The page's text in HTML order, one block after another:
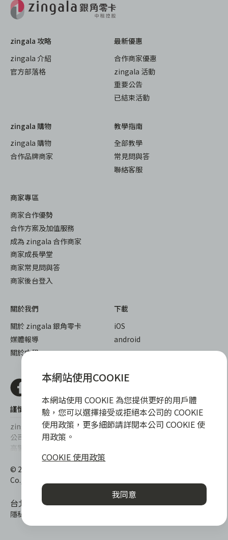
zingala 攻略
zingala 介紹
官方部落格
最新優惠
合作商家優惠
zingala 活動
重要公告
已結束活動
zingala 購物
zingala 購物
合作品牌商家
教學指南
全部教學
常見問與答
聯絡客服
商家專區
商家合作優勢
合作方案及加值服務
成為 zingala 合作商家
商家成長學堂
商家常見問與答
商家後台登入
關於我們
關於 zingala 銀角零卡
媒體報導
關於中租
下載
iOS
android
謹慎衡量自身財務狀況，理性理財最安心
zingala銀角零卡/仲信資融沒有代辦公司及代辦業務，也未與代辦
公司合作，更不會要求您提供實體銀行提款卡或實體信用卡，請提
高警覺，勿受騙上當！
提醒您，消費前請審慎評估財務狀況，理性理財最安心。總費用年
百分率區間為0%~15.9%，實際費用率，仍以各合作商家提供之商
品或服務為準，且每一案件實際之年百分率仍視其個別產品及分期
往來條件而有所不同，總費用年百分率不等於分期費用率。
© 2022 仲信資融股份有限公司 Chailease Consumer Finance
Co., Ltd. All Rights Reserved.
台北市內湖區內湖路一段392號6F
隱私權保護政策
本網站使用COOKIE
本網站使用 COOKIE 為您提供更好的用戶體
驗，您可以選擇接受或拒絕本公司的 COOKIE
使用政策，更多細節請詳閱本公司 COOKIE 使
用政策。
COOKIE 使用政策
我同意